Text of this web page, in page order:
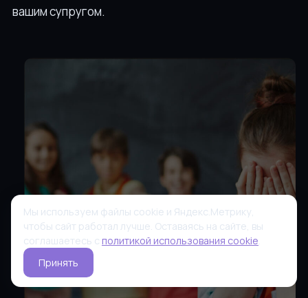
вашим супругом.
Мы используем файлы cookie и Яндекс.Метрику,
чтобы сайт работал лучше. Оставаясь на сайте, вы
соглашаетесь с политикой использования cookie.
Принять